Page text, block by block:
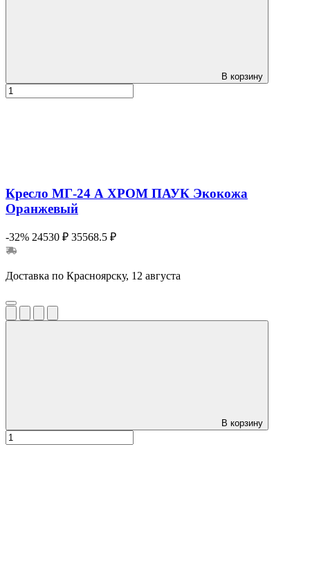
В корзину
Кресло МГ-24 А ХРОМ ПАУК Экокожа
Оранжевый
-32% 24530 ₽ 35568.5 ₽
Доставка по Красноярску, 12 августа
В корзину